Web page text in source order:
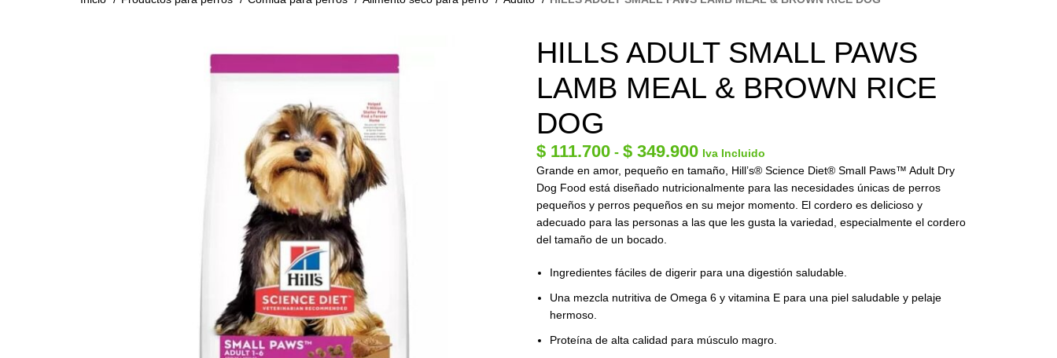
HILLS ADULT SMALL PAWS
LAMB MEAL & BROWN RICE
DOG
$ 111.700 - $ 349.900 Iva Incluido
Grande en amor, pequeño en tamaño, Hill’s® Science Diet® Small Paws™ Adult Dry
Dog Food está diseñado nutricionalmente para las necesidades únicas de perros
pequeños y perros pequeños en su mejor momento. El cordero es delicioso y
adecuado para las personas a las que les gusta la variedad, especialmente el cordero
del tamaño de un bocado.
Ingredientes fáciles de digerir para una digestión saludable.
Una mezcla nutritiva de Omega 6 y vitamina E para una piel saludable y pelaje
hermoso.
Proteína de alta calidad para músculo magro.